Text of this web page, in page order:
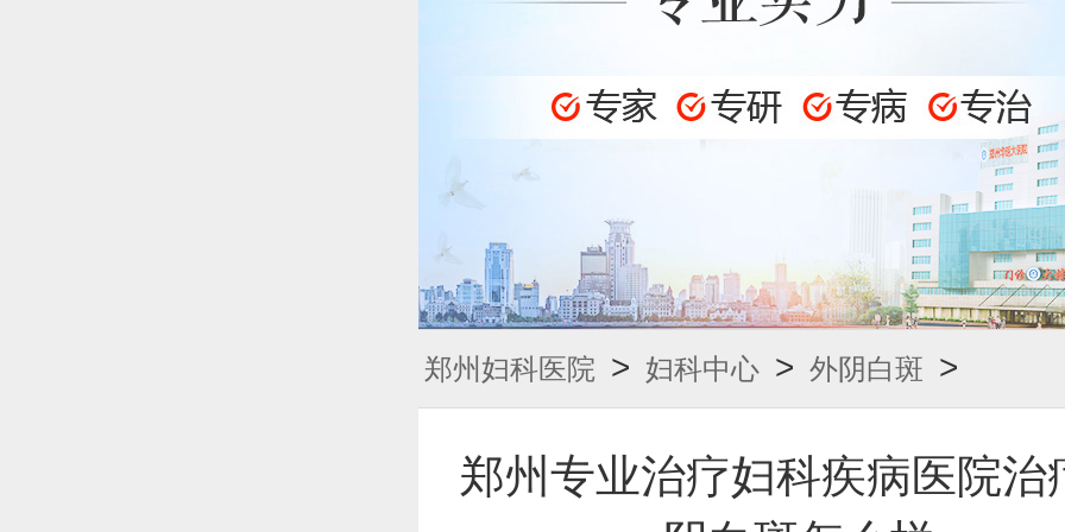
郑州妇科医院 > 妇科中心 > 外阴白斑 >
郑州专业治疗妇科疾病医院治